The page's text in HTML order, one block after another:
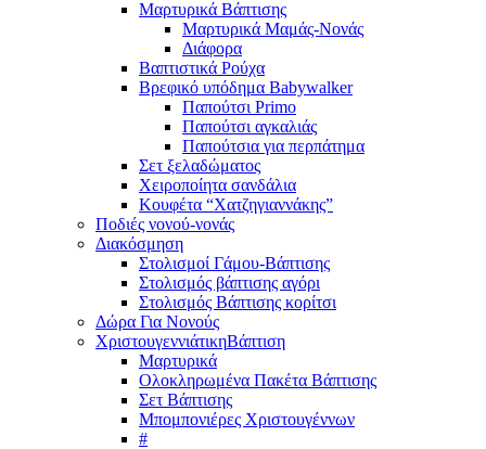
Μαρτυρικά Βάπτισης
Μαρτυρικά Μαμάς-Νονάς
Διάφορα
Βαπτιστικά Ρούχα
Βρεφικό υπόδημα Babywalker
Παπούτσι Primo
Παπούτσι αγκαλιάς
Παπούτσια για περπάτημα
Σετ ξελαδώματος
Χειροποίητα σανδάλια
Κουφέτα “Χατζηγιαννάκης”
Ποδιές νονού-νονάς
Διακόσμηση
Στολισμοί Γάμου-Βάπτισης
Στολισμός βάπτισης αγόρι
Στολισμός Βάπτισης κορίτσι
Δώρα Για Νονούς
ΧριστουγεννιάτικηΒάπτιση
Μαρτυρικά
Ολοκληρωμένα Πακέτα Βάπτισης
Σετ Βάπτισης
Μπομπονιέρες Χριστουγέννων
#